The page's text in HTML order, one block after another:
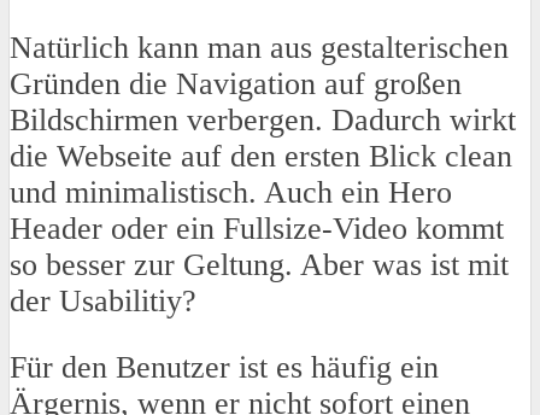
Natürlich kann man aus gestalterischen
Gründen die Navigation auf großen
Bildschirmen verbergen. Dadurch wirkt
die Webseite auf den ersten Blick clean
und minimalistisch. Auch ein Hero
Header oder ein Fullsize-Video kommt
so besser zur Geltung. Aber was ist mit
der Usabilitiy?
Für den Benutzer ist es häufig ein
Ärgernis, wenn er nicht sofort einen